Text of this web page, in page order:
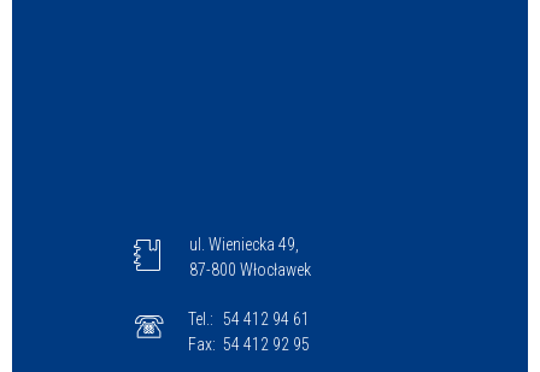
ul. Wieniecka 49,
87-800 Włocławek
Tel.: 54 412 94 61
Fax: 54 412 92 95